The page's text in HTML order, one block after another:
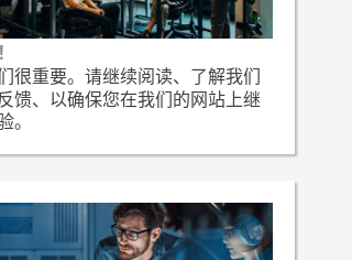
很重要。请继续阅读、了解我们
馈、以确保您在我们的网站上继
。